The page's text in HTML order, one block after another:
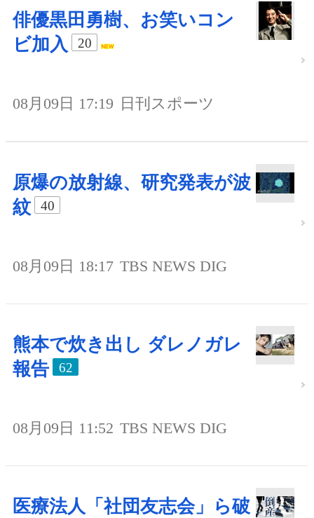
俳優黒田勇樹、お笑いコン
ビ加入
20
08月09日 17:19 日刊スポーツ
原爆の放射線、研究発表が波
紋
40
08月09日 18:17 TBS NEWS DIG
熊本で炊き出し ダレノガレ
報告
62
08月09日 11:52 TBS NEWS DIG
医療法人「社団友志会」ら破